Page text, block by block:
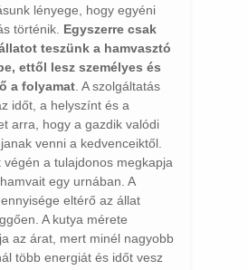
lényege, hogy egyéni
történik. Egyszerre csak
teszünk a hamvasztó
ettől lesz személyes és
a folyamat . A szolgáltatás
időt, a helyszínt és a
arra, hogy a gazdik valódi
venni a kedvenceiktől.
végén a tulajdonos megkapja
egy urnában. A
eltérő az állat
A kutya mérete
az árat, mert minél nagyobb
több energiát és időt vesz